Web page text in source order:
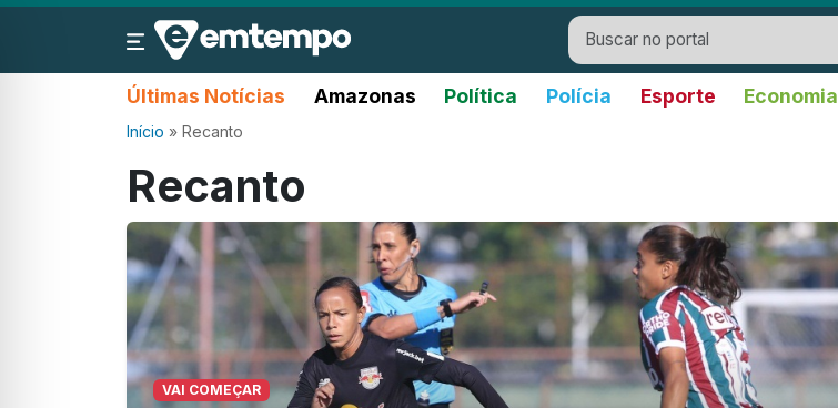
Últimas Notícias Amazonas Política Polícia Esporte Economia
Início » Recanto
Recanto
VAI COMEÇAR